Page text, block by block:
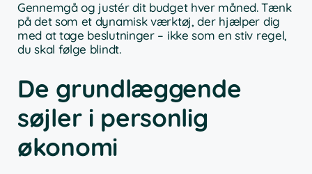
Gennemgå og justér dit budget hver måned. Tænk
på det som et dynamisk værktøj, der hjælper dig
med at tage beslutninger – ikke som en stiv regel,
du skal følge blindt.
De grundlæggende
søjler i personlig
økonomi